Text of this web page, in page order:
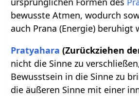
bewusste Atmen, wodurch
auch Prana (Energie) beruhigt
Pratyahara (Zurückziehen
nicht die Sinne zu
Bewusstsein in die Sinne zu
die äußeren Sinne mit einer